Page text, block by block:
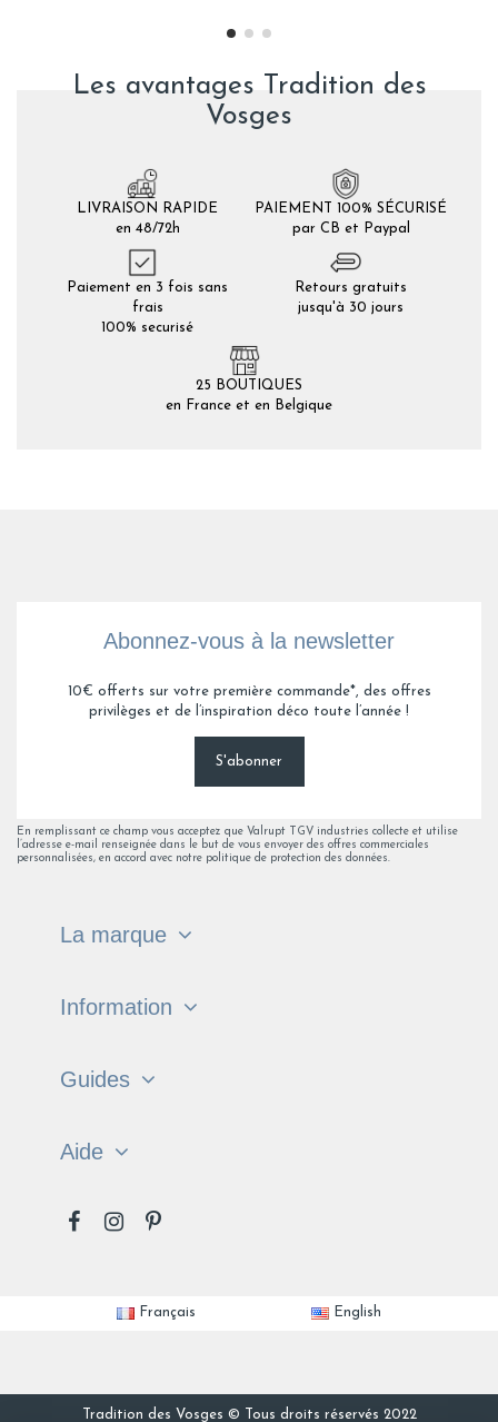
Les avantages Tradition des
Vosges
LIVRAISON RAPIDE
en 48/72h
PAIEMENT 100% SÉCURISÉ
par CB et Paypal
Paiement en 3 fois sans
frais
100% securisé
Retours gratuits
jusqu'à 30 jours
25 BOUTIQUES
en France et en Belgique
Abonnez-vous à la newsletter
10€ offerts sur votre première commande*, des offres
privilèges et de l’inspiration déco toute l’année !
S'abonner
En remplissant ce champ vous acceptez que Valrupt TGV industries collecte et utilise
l’adresse e-mail renseignée dans le but de vous envoyer des offres commerciales
personnalisées, en accord avec notre politique de protection des données.
La marque
Information
Guides
Aide
Français English
Tradition des Vosges © Tous droits réservés 2022